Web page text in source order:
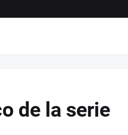
de la serie